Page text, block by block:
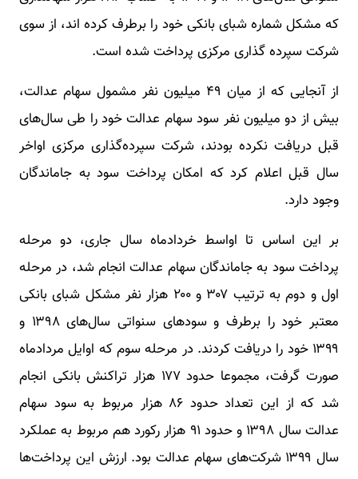
که مشکل شماره شبای بانکی خود را برطرف کرده اند، از سوی
شرکت سپرده گذاری مرکزی پرداخت شده است.
از آنجایی که از میان ۴۹ میلیون نفر مشمول سهام عدالت،
بیش از دو میلیون نفر سود سهام عدالت خود را طی سال‌های
قبل دریافت نکرده بودند، شرکت سپرده‌گذاری مرکزی اواخر
سال قبل اعلام کرد که امکان پرداخت سود به جاماندگان
وجود دارد.
بر این اساس تا اواسط خردادماه سال جاری، دو مرحله
پرداخت سود به جاماندگان سهام عدالت انجام شد، در مرحله
اول و دوم به ترتیب ۳۰۷ و ۲۰۰ هزار نفر مشکل شبای بانکی
معتبر خود را برطرف و سودهای سنواتی سال‌های ۱۳۹۸ و
۱۳۹۹ خود را دریافت کردند. در مرحله سوم که اوایل مردادماه
صورت گرفت، مجموعا حدود ۱۷۷ هزار تراکنش بانکی انجام
شد که از این تعداد حدود ۸۶ هزار مربوط به سود سهام
عدالت سال ۱۳۹۸ و حدود ۹۱ هزار رکورد هم مربوط به عملکرد
سال ۱۳۹۹ شرکت‌های سهام عدالت بود. ارزش این پرداخت‌ها